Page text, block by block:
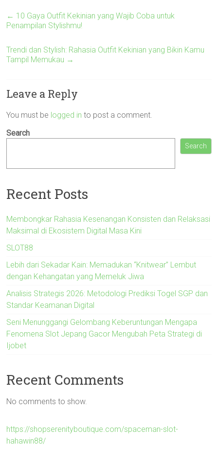
← 10 Gaya Outfit Kekinian yang Wajib Coba untuk
Penampilan Stylishmu!
Trendi dan Stylish: Rahasia Outfit Kekinian yang Bikin Kamu
Tampil Memukau →
Leave a Reply
You must be logged in to post a comment.
Search
Search
Recent Posts
Membongkar Rahasia Kesenangan Konsisten dan Relaksasi
Maksimal di Ekosistem Digital Masa Kini
SLOT88
Lebih dari Sekadar Kain: Memadukan “Knitwear” Lembut
dengan Kehangatan yang Memeluk Jiwa
Analisis Strategis 2026: Metodologi Prediksi Togel SGP dan
Standar Keamanan Digital
Seni Menunggangi Gelombang Keberuntungan Mengapa
Fenomena Slot Jepang Gacor Mengubah Peta Strategi di
Ijobet
Recent Comments
No comments to show.
https://shopserenityboutique.com/spaceman-slot-
hahawin88/